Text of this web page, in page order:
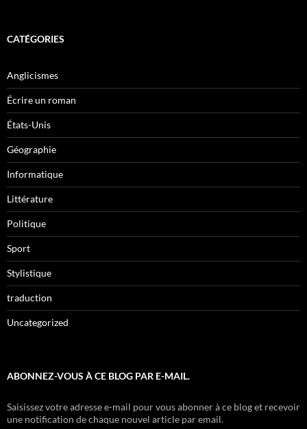
CATÉGORIES
Anglicismes
Écrire un roman
États-Unis
Géographie
Informatique
Littérature
Politique
Sport
Stylistique
traduction
Uncategorized
ABONNEZ-VOUS À CE BLOG PAR E-MAIL.
Saisissez votre adresse e-mail pour vous abonner à ce blog et recevoir
une notification de chaque nouvel article par email.